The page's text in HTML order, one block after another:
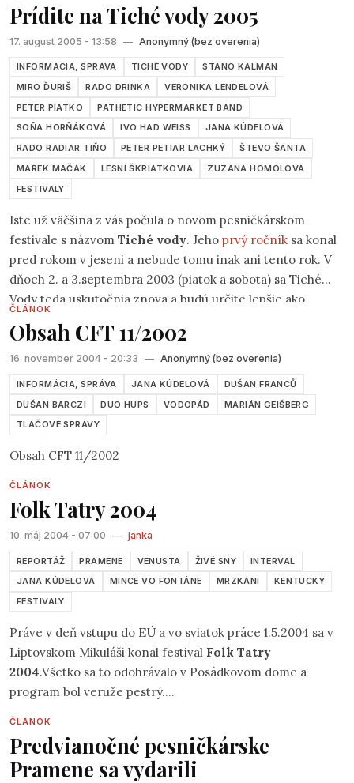
Prídite na Tiché vody 2005
17. august 2005 - 13:58 — Anonymný (bez overenia)
INFORMÁCIA, SPRÁVA TICHÉ VODY
STANO KALMAN
MIRO ĎURIŠ
RADO DRINKA
VERONIKA LENDELOVÁ
PETER PIATKO
PATHETIC HYPERMARKET BAND
SOŇA HORŇÁKOVÁ
IVO HAD WEISS
JANA KÚDELOVÁ
RADO RADIAR TIŇO
PETER PETIAR LACHKÝ
ŠTEVO ŠANTA
MAREK MAČÁK
LESNÍ ŠKRIATKOVIA
ZUZANA HOMOLOVÁ
FESTIVALY
Iste už väčšina z vás počula o novom pesničkárskom
festivale s názvom Tiché vody. Jeho prvý ročník sa konal
pred rokom v jeseni a nebude tomu inak ani tento rok. V
dňoch 2. a 3.septembra 2003 (piatok a sobota) sa Tiché
Vody teda uskutočnia znova a budú určite lepšie ako
ČLÁNOK
Obsah CFT 11/2002
16. november 2004 - 20:33 — Anonymný (bez overenia)
INFORMÁCIA, SPRÁVA JANA KÚDELOVÁ
DUŠAN FRANCŮ
DUŠAN BARCZI
DUO HUPS VODOPÁD
MARIÁN GEIŠBERG
TLAČOVÉ SPRÁVY
Obsah CFT 11/2002
ČLÁNOK
Folk Tatry 2004
10. máj 2004 - 07:00 — janka
REPORTÁŽ PRAMENE VENUSTA ŽIVÉ SNY
INTERVAL
JANA KÚDELOVÁ
MINCE VO FONTÁNE MRZKÁNI
KENTUCKY
FESTIVALY
Práve v deň vstupu do EÚ a vo sviatok práce 1.5.2004 sa v
Liptovskom Mikuláši konal festival Folk Tatry
2004.Všetko sa to odohrávalo v Posádkovom dome a
program bol veruže pestrý.
ČLÁNOK
Predvianočné pesničkárske
Pramene sa vydarili